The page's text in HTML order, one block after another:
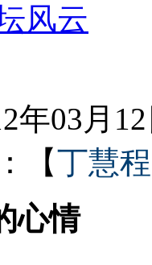
"
罪
风云
年03月
【丁慧程
心情